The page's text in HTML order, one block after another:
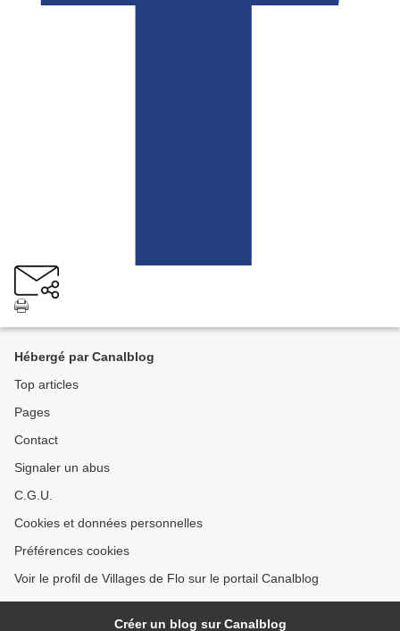
Hébergé par Canalblog
Top articles
Pages
Contact
Signaler un abus
C.G.U.
Cookies et données personnelles
Préférences cookies
Voir le profil de Villages de Flo sur le portail Canalblog
Créer un blog sur Canalblog